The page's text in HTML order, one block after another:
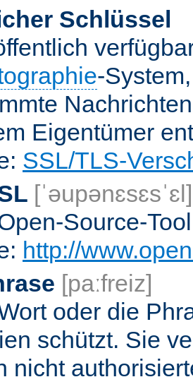
Schlüssel
-
Eigentümer
SSL/TLS-
[ˈəupənɛsɛsˈɛl]
Source-
http://
[paːfreiz]
oder die
schützt. Sie
nicht